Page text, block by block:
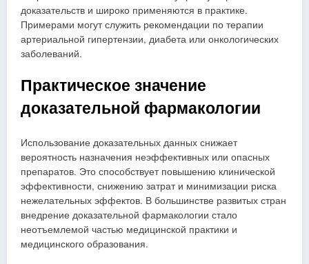
доказательств и широко применяются в практике.
Примерами могут служить рекомендации по терапии
артериальной гипертензии, диабета или онкологических
заболеваний.
Практическое значение
доказательной фармакологии
Использование доказательных данных снижает
вероятность назначения неэффективных или опасных
препаратов. Это способствует повышению клинической
эффективности, снижению затрат и минимизации риска
нежелательных эффектов. В большинстве развитых стран
внедрение доказательной фармакологии стало
неотъемлемой частью медицинской практики и
медицинского образования.